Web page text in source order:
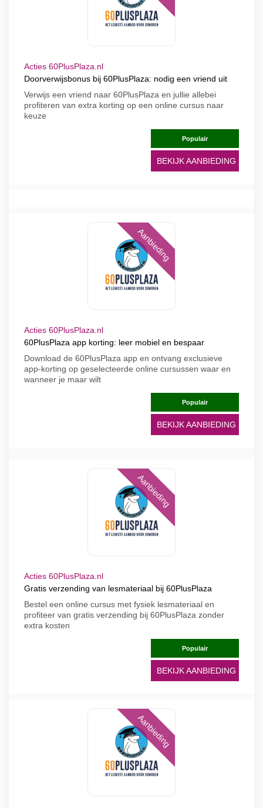
Acties 60PlusPlaza.nl
Doorverwijsbonus bij 60PlusPlaza: nodig een vriend uit
Verwijs een vriend naar 60PlusPlaza en jullie allebei
profiteren van extra korting op een online cursus naar
keuze
Populair
BEKIJK AANBIEDING
Aanbieding
Acties 60PlusPlaza.nl
60PlusPlaza app korting: leer mobiel en bespaar
Download de 60PlusPlaza app en ontvang exclusieve
app-korting op geselecteerde online cursussen waar en
wanneer je maar wilt
Populair
BEKIJK AANBIEDING
Aanbieding
Acties 60PlusPlaza.nl
Gratis verzending van lesmateriaal bij 60PlusPlaza
Bestel een online cursus met fysiek lesmateriaal en
profiteer van gratis verzending bij 60PlusPlaza zonder
extra kosten
Populair
BEKIJK AANBIEDING
Aanbieding